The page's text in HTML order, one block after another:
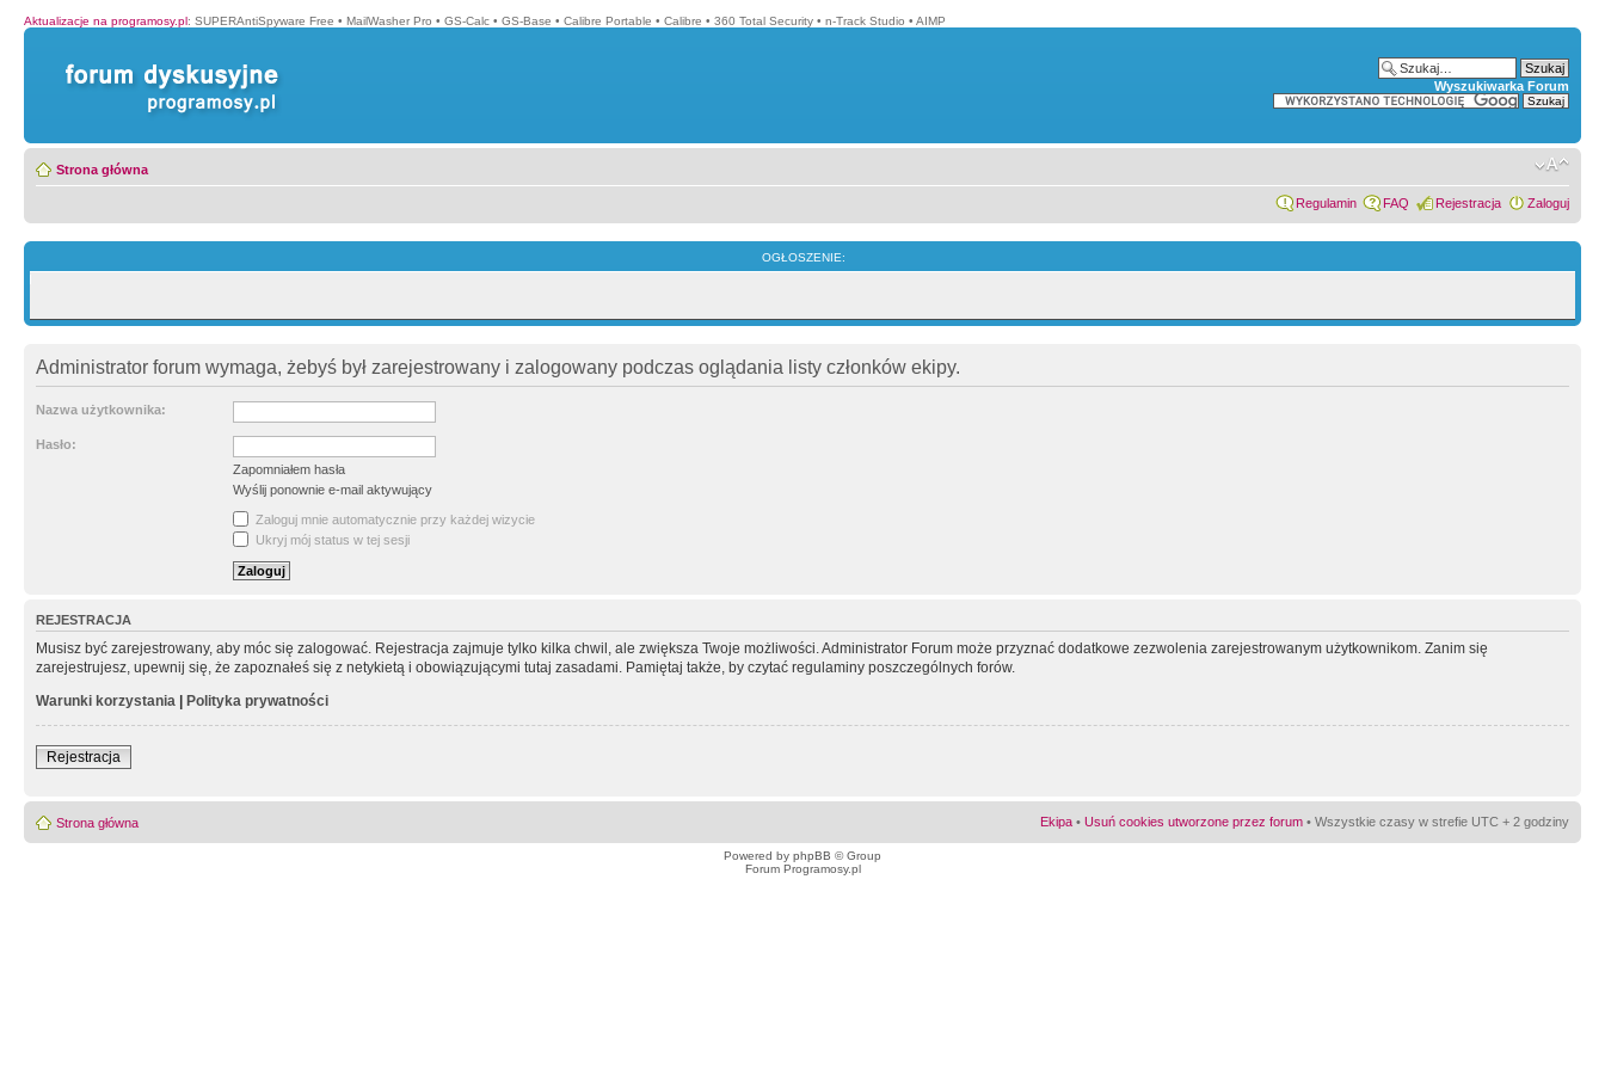
Aktualizacje na programosy.pl: SUPERAntiSpyware Free • MailWasher Pro • GS-Calc • GS-Base • Calibre Portable • Calibre • 360 Total Security • n-Track Studio • AIMP
Wyszukiwarka Forum
Strona główna
Regulamin FAQ Rejestracja Zaloguj
OGŁOSZENIE:
Administrator forum wymaga, żebyś był zarejestrowany i zalogowany podczas oglądania listy członków ekipy.
Nazwa użytkownika:
Hasło:
Zapomniałem hasła
Wyślij ponownie e-mail aktywujący
Zaloguj mnie automatycznie przy każdej wizycie
Ukryj mój status w tej sesji
REJESTRACJA
Musisz być zarejestrowany, aby móc się zalogować. Rejestracja zajmuje tylko kilka chwil, ale zwiększa Twoje możliwości. Administrator Forum może przyznać dodatkowe zezwolenia zarejestrowanym użytkownikom. Zanim się
zarejestrujesz, upewnij się, że zapoznałeś się z netykietą i obowiązującymi tutaj zasadami. Pamiętaj także, by czytać regulaminy poszczególnych forów.
Warunki korzystania | Polityka prywatności
Rejestracja
Strona główna Ekipa • Usuń cookies utworzone przez forum • Wszystkie czasy w strefie UTC + 2 godziny
Powered by phpBB © Group
Forum Programosy.pl